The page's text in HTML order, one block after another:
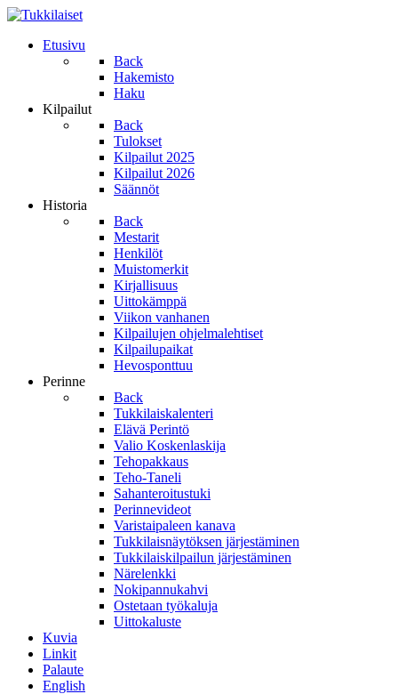
Etusivu
Back
Hakemisto
Haku
Kilpailut
Back
Tulokset
Kilpailut 2025
Kilpailut 2026
Säännöt
Historia
Back
Mestarit
Henkilöt
Muistomerkit
Kirjallisuus
Uittokämppä
Viikon vanhanen
Kilpailujen ohjelmalehtiset
Kilpailupaikat
Hevosponttuu
Perinne
Back
Tukkilaiskalenteri
Elävä Perintö
Valio Koskenlaskija
Tehopakkaus
Teho-Taneli
Sahanteroitustuki
Perinnevideot
Varistaipaleen kanava
Tukkilaisnäytöksen järjestäminen
Tukkilaiskilpailun järjestäminen
Närelenkki
Nokipannukahvi
Ostetaan työkaluja
Uittokaluste
Kuvia
Linkit
Palaute
English